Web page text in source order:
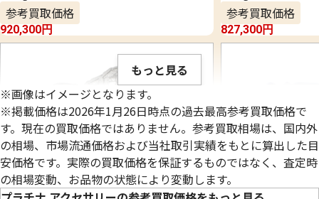
参考買取価格
920,300円
参考買取価格
827,300円
もっと見る
※画像はイメージとなります。
※掲載価格は2026年1月26日時点の過去最高参考買取価格で
す。現在の買取価格ではありません。参考買取相場は、国内外
の相場、市場流通価格および当社取引実績をもとに算出した目
安価格です。実際の買取価格を保証するものではなく、査定時
の相場変動、お品物の状態により変動します。